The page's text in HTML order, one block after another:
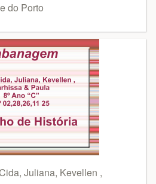
do Porto
Juliana, Kevellen ,